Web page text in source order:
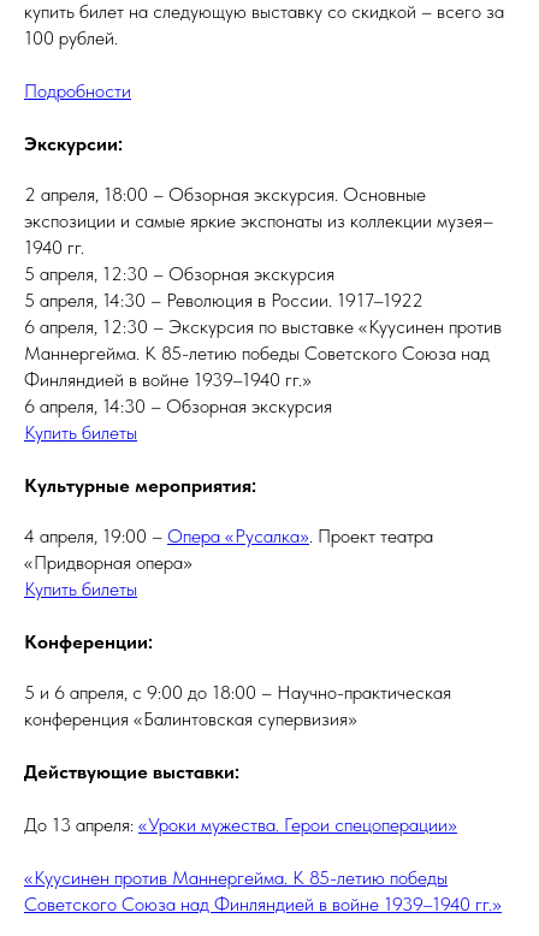
купить билет на следующую выставку со скидкой – всего за
100 рублей.
Подробности
Экскурсии:
2 апреля, 18:00 – Обзорная экскурсия. Основные
экспозиции и самые яркие экспонаты из коллекции музея–
1940 гг.
5 апреля, 12:30 – Обзорная экскурсия
5 апреля, 14:30 – Революция в России. 1917–1922
6 апреля, 12:30 – Экскурсия по выставке «Куусинен против
Маннергейма. К 85-летию победы Советского Союза над
Финляндией в войне 1939–1940 гг.»
6 апреля, 14:30 – Обзорная экскурсия
Купить билеты
Культурные мероприятия:
4 апреля, 19:00 – Опера «Русалка» . Проект театра
«Придворная опера»
Купить билеты
Конференции:
5 и 6 апреля, с 9:00 до 18:00 – Научно-практическая
конференция «Балинтовская супервизия»
Действующие выставки:
До 13 апреля: «Уроки мужества. Герои спецоперации»
«Куусинен против Маннергейма. К 85-летию победы
Советского Союза над Финляндией в войне 1939–1940 гг.»